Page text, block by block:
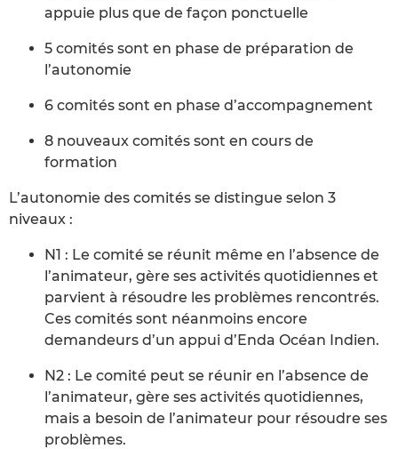
appuie plus que de façon ponctuelle
5 comités sont en phase de préparation de
l’autonomie
6 comités sont en phase d’accompagnement
8 nouveaux comités sont en cours de
formation
L’autonomie des comités se distingue selon 3
niveaux :
N1 : Le comité se réunit même en l’absence de
l’animateur, gère ses activités quotidiennes et
parvient à résoudre les problèmes rencontrés.
Ces comités sont néanmoins encore
demandeurs d’un appui d’Enda Océan Indien.
N2 : Le comité peut se réunir en l’absence de
l’animateur, gère ses activités quotidiennes,
mais a besoin de l’animateur pour résoudre ses
problèmes.